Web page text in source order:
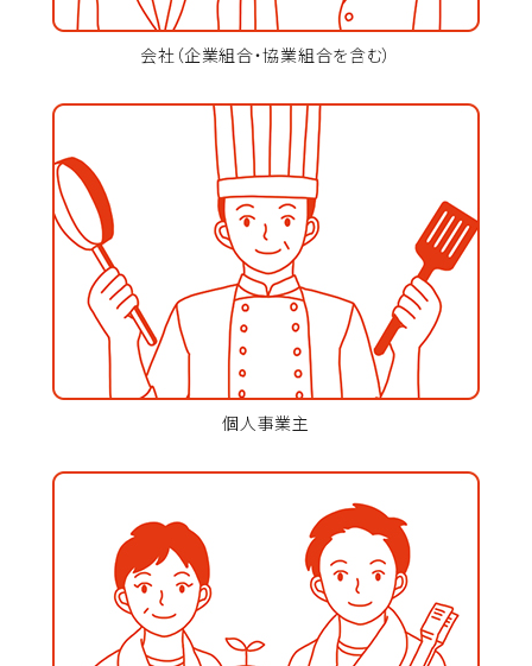
会社（企業組合・協業組合を含む）
個人事業主